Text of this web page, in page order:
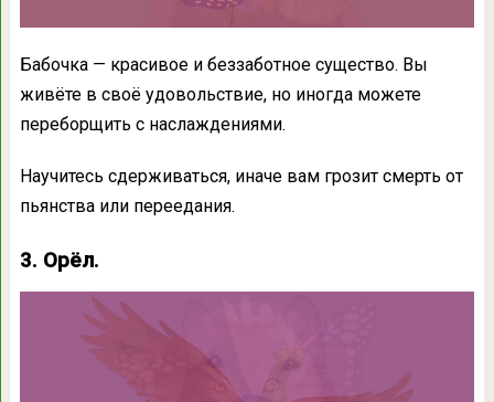
Бабочка — красивое и беззаботное существо. Вы
живёте в своё удовольствие, но иногда можете
переборщить с наслаждениями.
Научитесь сдерживаться, иначе вам грозит смерть от
пьянства или переедания.
3. Орёл.